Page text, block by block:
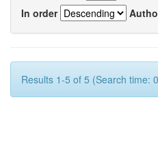
In order
Results 1-5 of 5 (Search time: